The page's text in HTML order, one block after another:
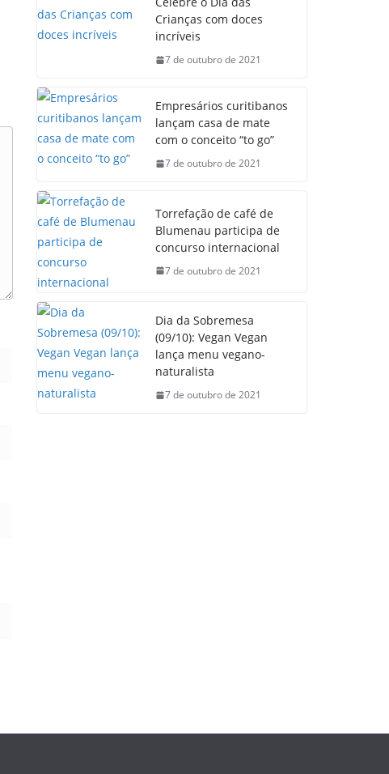
Crianças com doces
incríveis
7 de outubro de 2021
Empresários curitibanos
lançam casa de mate
com o conceito “to go”
7 de outubro de 2021
Torrefação de café de
Blumenau participa de
concurso internacional
7 de outubro de 2021
Dia da Sobremesa
(09/10): Vegan Vegan
lança menu vegano-
naturalista
7 de outubro de 2021